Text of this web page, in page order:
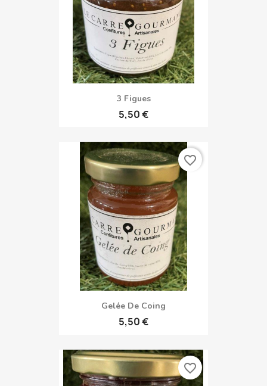
3 Figues
5,50 €
Gelée De Coing
5,50 €
favorite_border
favorite_border